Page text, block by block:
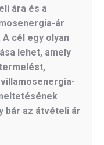
ára és a
ár
cél egy olyan
lehet, amely
bár az átvételi ár